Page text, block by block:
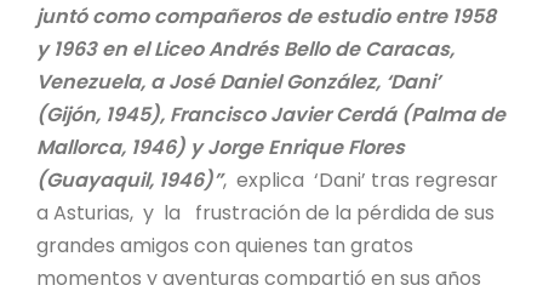
juntó como compañeros de estudio entre 1958
y 1963 en el Liceo Andrés Bello de Caracas,
Venezuela, a José Daniel González, ‘Dani’
(Gijón, 1945), Francisco Javier Cerdá (Palma de
Mallorca, 1946) y Jorge Enrique Flores
(Guayaquil, 1946)”, explica ‘Dani’ tras regresar
a Asturias, y la frustración de la pérdida de sus
grandes amigos con quienes tan gratos
momentos y aventuras compartió en sus años